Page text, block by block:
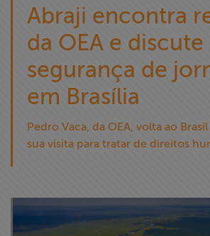
Abraji encontra
da OEA e discute
segurança de
em Brasília
Pedro Vaca, da OEA, volta ao
sua visita para tratar de direitos